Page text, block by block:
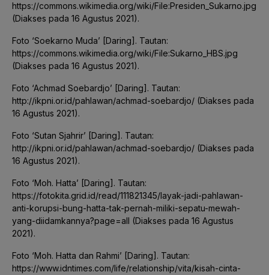
https://commons.wikimedia.org/wiki/File:Presiden_Sukarno.jpg
(Diakses pada 16 Agustus 2021).
Foto ‘Soekarno Muda’ [Daring]. Tautan:
https://commons.wikimedia.org/wiki/File:Sukarno_HBS.jpg
(Diakses pada 16 Agustus 2021).
Foto ‘Achmad Soebardjo’ [Daring]. Tautan:
http://ikpni.or.id/pahlawan/achmad-soebardjo/ (Diakses pada
16 Agustus 2021).
Foto ‘Sutan Sjahrir’ [Daring]. Tautan:
http://ikpni.or.id/pahlawan/achmad-soebardjo/ (Diakses pada
16 Agustus 2021).
Foto ‘Moh. Hatta’ [Daring]. Tautan:
https://fotokita.grid.id/read/111821345/layak-jadi-pahlawan-
anti-korupsi-bung-hatta-tak-pernah-miliki-sepatu-mewah-
yang-diidamkannya?page=all (Diakses pada 16 Agustus
2021).
Foto ‘Moh. Hatta dan Rahmi’ [Daring]. Tautan:
https://www.idntimes.com/life/relationship/vita/kisah-cinta-